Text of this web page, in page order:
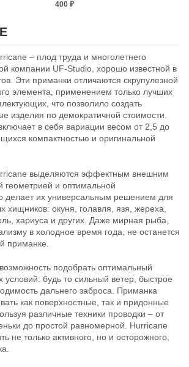
blade #3
400 ₽
Лепесток:
Worth Colorado Blade #3½
Hurricane
мм
blade #3
Тейл-спиннер UF Studio Hurricane
18г GRIA LIME
400₽
Длина приманки: 25 мм
Вес приманки:
Номер крючка:
Лепесток:worth Colorado blade #3
Hurricane
– плод труда и многолетнего
компании UF-Studio, хорошо известной в
Эти приманки отличаются скрупулезной
элемента, применением только лучших
что позволило создать
изделия по демократичной стоимости.
в себя вариации весом от 2,5 до
компактностью и оригинальной
выделяются эффектным внешним
геометрией и оптимальной
делает их универсальным решением для
хищников: окуня, голавля, язя, жереха,
хариуса и других. Даже мирная рыба,
в холодное время года, не останется
приманке.
подобрать оптимальный
будь то сильный ветер, быстрое
дальнего заброса. Приманка
как поверхностные, так и придонные
различные техники проводки – от
до простой равномерной. Hurricane
не только активного, но и осторожного,